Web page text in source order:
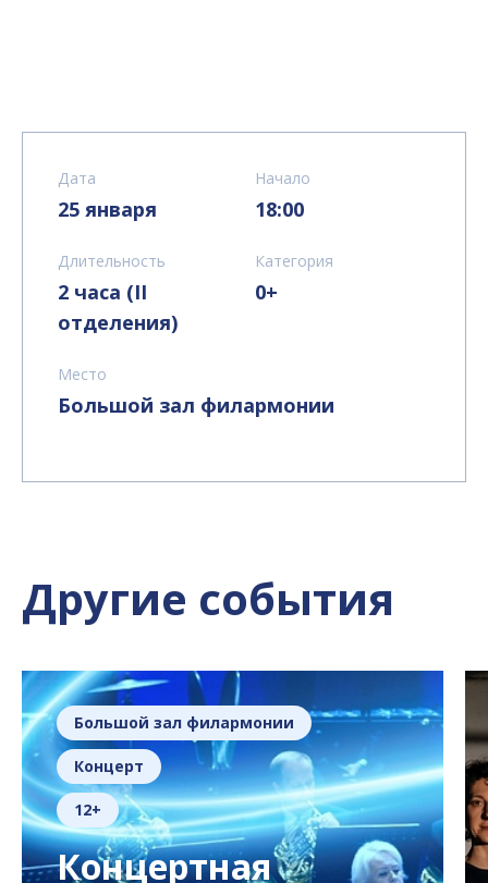
Дата
25 января
Начало
18:00
Длительность
2 часа (II
отделения)
Категория
0+
Место
Большой зал филармонии
Другие события
Большой зал филармонии
Концерт
12+
Концертная